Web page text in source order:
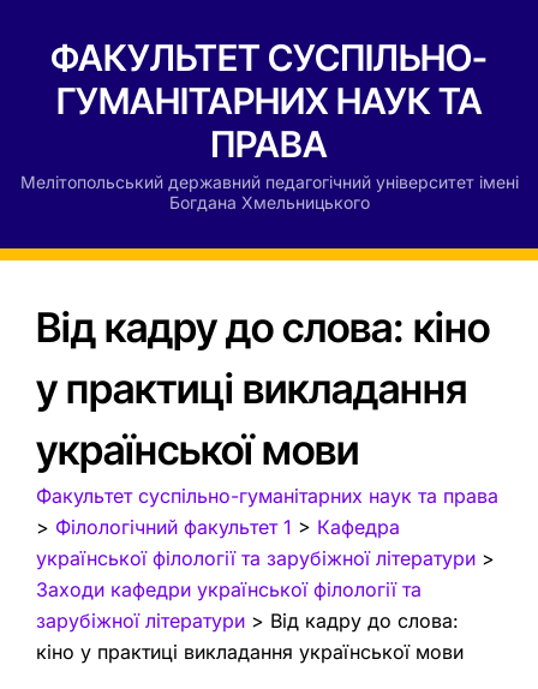
ФАКУЛЬТЕТ СУСПІЛЬНО-
ГУМАНІТАРНИХ НАУК ТА
ПРАВА
Мелітопольський державний педагогічний університет імені
Богдана Хмельницького
Від кадру до слова: кіно
у практиці викладання
української мови
Факультет суспільно-гуманітарних наук та права
> Філологічний факультет 1 > Кафедра
української філології та зарубіжної літератури >
Заходи кафедри української філології та
зарубіжної літератури > Від кадру до слова:
кіно у практиці викладання української мови